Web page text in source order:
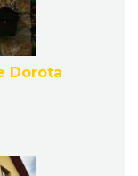
Dorota